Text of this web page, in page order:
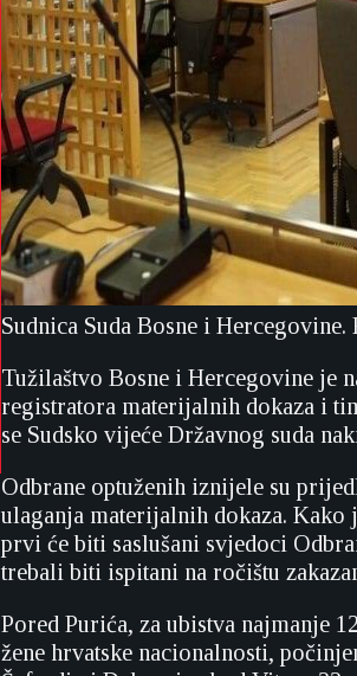
Sudnica Suda Bosne i
Tužilaštvo Bosne i Hercegovine je
registratora materijalnih dokaza i
se Sudsko vijeće Državnog suda
Odbrane optuženih iznijele su
ulaganja materijalnih dokaza. Kako
prvi će biti saslušani svjedoci
trebali biti ispitani na ročištu
Pored Purića, za ubistva najmanje
žene hrvatske nacionalnosti,